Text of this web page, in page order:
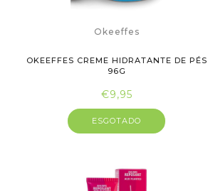
Okeeffes
OKEEFFES CREME HIDRATANTE DE PÉS
96G
€9,95
ESGOTADO